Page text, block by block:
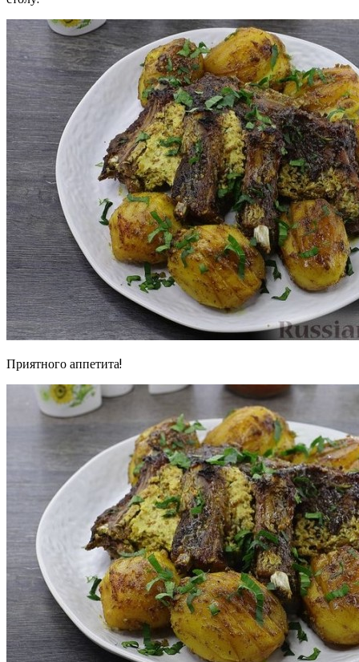
Приятного аппетита!